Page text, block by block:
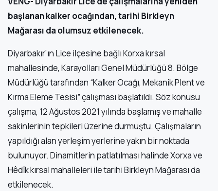
başlanan kalker ocağından, tarihi Birkleyn
Mağarası da olumsuz etkilenecek.
Diyarbakır’ın Lice ilçesine bağlı Korxa kırsal
mahallesinde, Karayolları Genel Müdürlüğü 8. Bölge
Müdürlüğü tarafından “Kalker Ocağı, Mekanik Plent ve
Kırma Eleme Tesisi” çalışması başlatıldı. Söz konusu
çalışma, 12 Ağustos 2021 yılında başlamış ve mahalle
sakinlerinin tepkileri üzerine durmuştu. Çalışmaların
yapıldığı alan yerleşim yerlerine yakın bir noktada
bulunuyor. Dinamitlerin patlatılması halinde Xorxa ve
Hêdîk kırsal mahalleleri ile tarihi Birkleyn Mağarası da
etkilenecek.